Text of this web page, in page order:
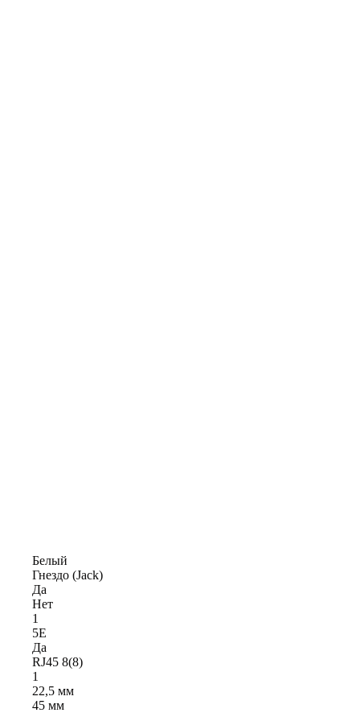
Белый
Гнездо (Jack)
Да
Нет
1
5E
Да
RJ45 8(8)
1
22,5 мм
45 мм